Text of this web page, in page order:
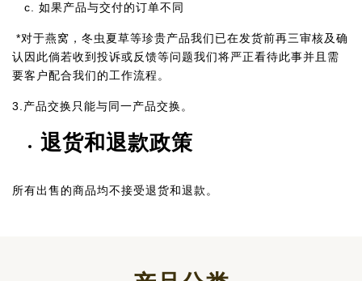
c. 如果产品与交付的订单不同
*对于燕窝，冬虫夏草等珍贵产品我们已在发货前再三审核及确
认因此倘若收到投诉或反馈等问题我们将严正看待此事并且需
要客户配合我们的工作流程。
3.产品交换只能与同一产品交换。
退货和退款政策
所有出售的商品均不接受退货和退款。